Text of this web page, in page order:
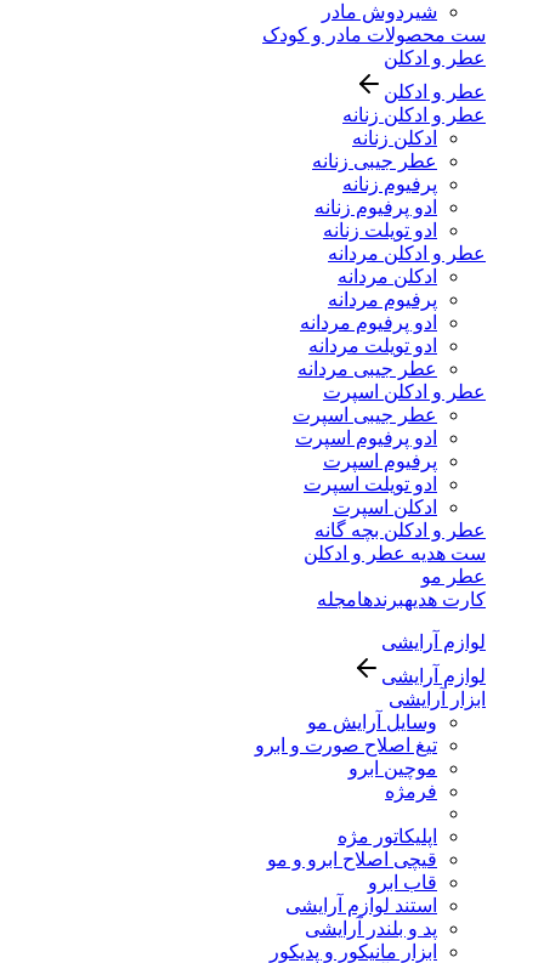
شیردوش مادر
ست محصولات مادر و کودک
عطر و ادکلن
عطر و ادکلن
عطر و ادکلن زنانه
ادکلن زنانه
عطر جیبی زنانه
پرفیوم زنانه
ادو پرفیوم زنانه
ادو تویلت زنانه
عطر و ادکلن مردانه
ادکلن مردانه
پرفیوم مردانه
ادو پرفیوم مردانه
ادو تویلت مردانه
عطر جیبی مردانه
عطر و ادکلن اسپرت
عطر جیبی اسپرت
ادو پرفیوم اسپرت
پرفیوم اسپرت
ادو تویلت اسپرت
ادکلن اسپرت
عطر و ادکلن بچه گانه
ست هدیه عطر و ادکلن
عطر مو
کارت هدیهبرندهامجله
لوازم آرایشی
لوازم آرایشی
ابزار آرایشی
وسایل آرایش مو
تیغ اصلاح صورت و ابرو
موچین ابرو
فرمژه
اپلیکاتور مژه
قیچی اصلاح ابرو و مو
قاب ابرو
استند لوازم آرایشی
پد و بلندر آرایشی
ابزار مانیکور و پدیکور